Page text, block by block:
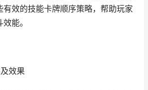
有效的技能卡牌顺序策略，帮助玩家
能。
效果